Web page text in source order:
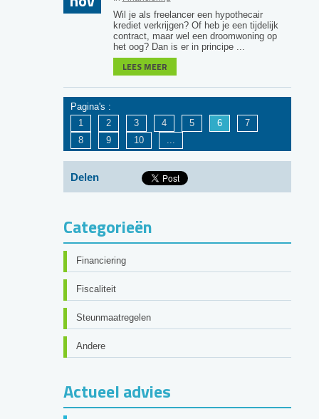
Wil je als freelancer een hypothecair
krediet verkrijgen? Of heb je een tijdelijk
contract, maar wel een droomwoning op
het oog? Dan is er in principe ...
LEES MEER
Pagina's :
1
2 3 4 5 6
7
8
9 10 ...
Delen
Categorieën
Financiering
Fiscaliteit
Steunmaatregelen
Andere
Actueel advies